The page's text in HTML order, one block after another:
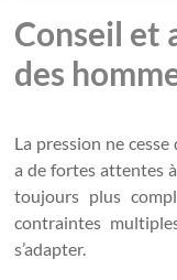
Conseil et
des
La pression ne
a de fortes attentes
toujours plus
contraintes
s’adapter.